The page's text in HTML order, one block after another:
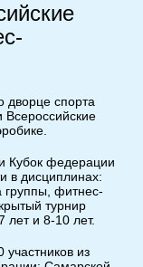
дворце спорта
Всероссийские
Кубок федерации
в дисциплинах:
группы, фитнес-
турнир
лет и 8-10 лет.
из